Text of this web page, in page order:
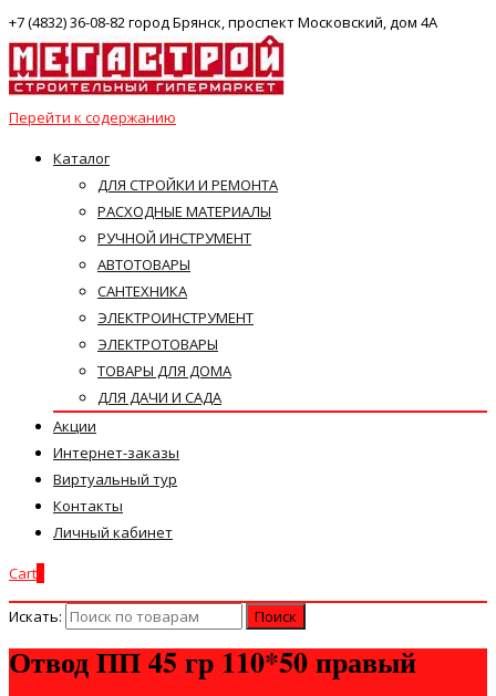
+7 (4832) 36-08-82 город Брянск, проспект Московский, дом 4А
Перейти к содержанию
Каталог
ДЛЯ СТРОЙКИ И РЕМОНТА
РАСХОДНЫЕ МАТЕРИАЛЫ
РУЧНОЙ ИНСТРУМЕНТ
АВТОТОВАРЫ
САНТЕХНИКА
ЭЛЕКТРОИНСТРУМЕНТ
ЭЛЕКТРОТОВАРЫ
ТОВАРЫ ДЛЯ ДОМА
ДЛЯ ДАЧИ И САДА
Акции
Интернет-заказы
Виртуальный тур
Контакты
Личный кабинет
Cart
Искать:
Отвод ПП 45 гр 110*50 правый